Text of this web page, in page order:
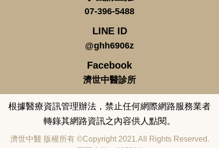
07-396-5488
LINE ID
@ghh6906z
Facebook
濟世中醫診所
根據醫療資訊管理辦法，禁止任何網際網路服務業者
轉錄其網路資訊之內容供人點閱。
濟世中醫 版權所有 ©Copyright 2021.All Rights Reserved.